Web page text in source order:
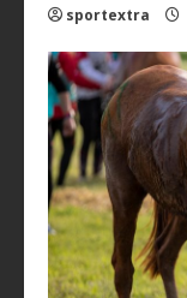
sportextra